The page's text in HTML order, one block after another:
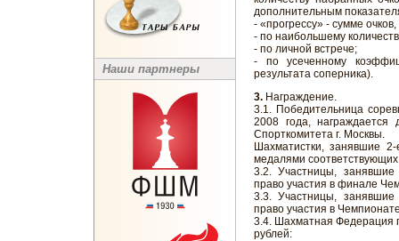
Наши партнеры
дополнительным
- «прогрессу» - сумме
- по наибольшему
- по личной встрече;
- по усеченному
результата соперника).
3. Награждение.
3.1. Победительница
2008 года,
Спорткомитета г. Москвы.
Шахматистки, занявшие
медалями
3.2. Участницы,
право участия в финале
3.3. Участницы,
право участия в
3.4. Шахматная Федерация
рублей: